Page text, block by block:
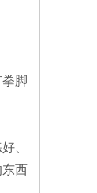
脚
、
西